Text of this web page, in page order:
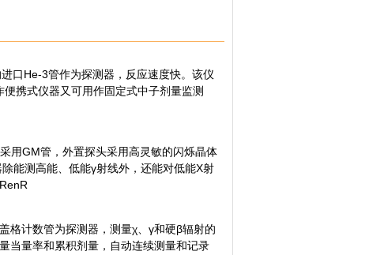
口He-3管作为探测器，反应速度快。该仪
携式仪器又可用作固定式中子剂量监测
用GM管，外置探头采用高灵敏的闪烁晶体
能测高能、低能γ射线外，还能对低能X射
计数管为探测器，测量χ、γ和硬β辐射的
当量率和累积剂量，自动连续测量和记录